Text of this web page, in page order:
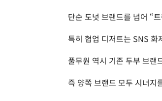
단순 도넛 브랜드를 넘어 “
특히 협업 디저트는 SNS 화
풀무원 역시 기존 두부 브랜
즉 양쪽 브랜드 모두 시너지